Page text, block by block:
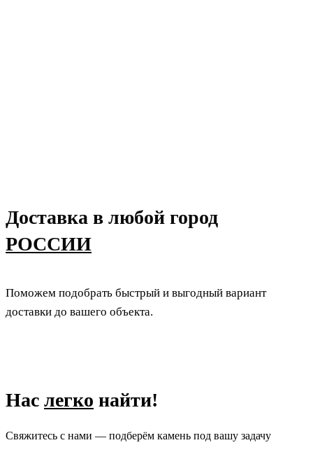
Доставка в любой город
РОССИИ
Поможем подобрать быстрый и выгодный вариант
доставки до вашего объекта.
Нас легко найти!
Свяжитесь с нами — подберём камень под вашу задачу